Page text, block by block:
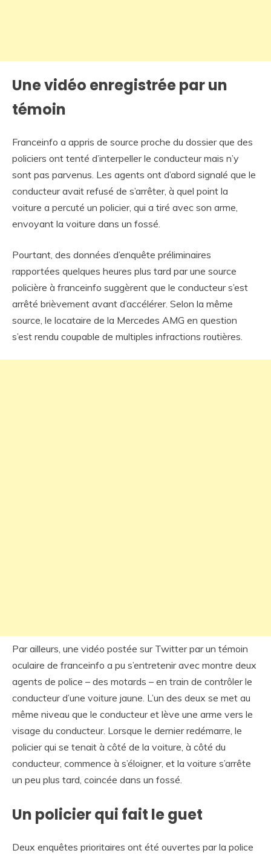
Une vidéo enregistrée par un
témoin
Franceinfo a appris de source proche du dossier que des
policiers ont tenté d’interpeller le conducteur mais n’y
sont pas parvenus. Les agents ont d’abord signalé que le
conducteur avait refusé de s’arrêter, à quel point la
voiture a percuté un policier, qui a tiré avec son arme,
envoyant la voiture dans un fossé.
Pourtant, des données d’enquête préliminaires
rapportées quelques heures plus tard par une source
policière à franceinfo suggèrent que le conducteur s’est
arrêté brièvement avant d’accélérer. Selon la même
source, le locataire de la Mercedes AMG en question
s’est rendu coupable de multiples infractions routières.
Par ailleurs, une vidéo postée sur Twitter par un témoin
oculaire de franceinfo a pu s’entretenir avec montre deux
agents de police – des motards – en train de contrôler le
conducteur d’une voiture jaune. L’un des deux se met au
même niveau que le conducteur et lève une arme vers le
visage du conducteur. Lorsque le dernier redémarre, le
policier qui se tenait à côté de la voiture, à côté du
conducteur, commence à s’éloigner, et la voiture s’arrête
un peu plus tard, coincée dans un fossé.
Un policier qui fait le guet
Deux enquêtes prioritaires ont été ouvertes par la police